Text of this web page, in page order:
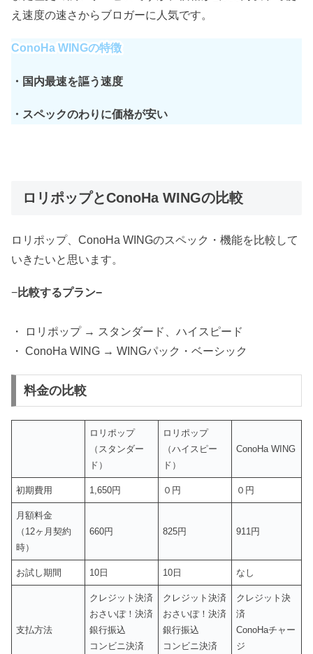
え速度の速さからブロガーに人気です。
ConoHa WINGの特徴
・国内最速を謳う速度
・スペックのわりに価格が安い
ロリポップとConoHa WINGの比較
ロリポップ、ConoHa WINGのスペック・機能を比較して
いきたいと思います。
−比較するプラン−
・ ロリポップ → スタンダード、ハイスピード
・ ConoHa WING → WINGパック・ベーシック
料金の比較
ロリポップ
（スタンダー
ド）
ロリポップ
（ハイスピー
ド）
ConoHa WING
初期費用 1,650円 ０円 ０円
月額料金
（12ヶ月契約
時）
660円 825円 911円
お試し期間 10日 10日 なし
支払方法
クレジット決済
おさいぽ！決済
銀行振込
コンビニ決済
クレジット決済
おさいぽ！決済
銀行振込
コンビニ決済
クレジット決
済
ConoHaチャー
ジ